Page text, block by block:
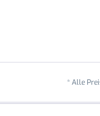
* Alle